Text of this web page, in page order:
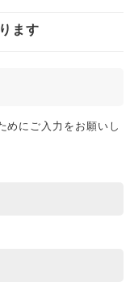
ます
めにご入力をお願いし